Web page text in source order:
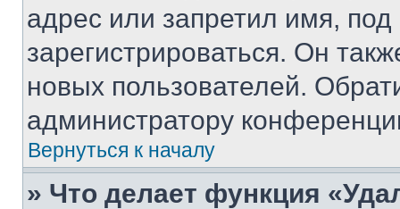
адрес или запретил имя,
зарегистрироваться. Он
новых пользователей.
администратору
Вернуться к началу
» Что делает функция